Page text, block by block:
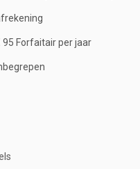
95 Forfaitair per jaar